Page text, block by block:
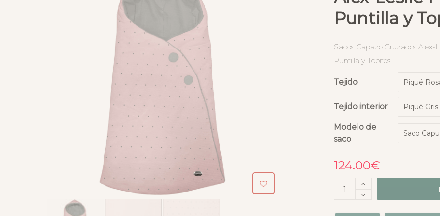
Puntilla y
Sacos Capazo Cruzados Alex-
Puntilla y Topitos
Tejido
Tejido interior
Modelo de
saco
124.00€